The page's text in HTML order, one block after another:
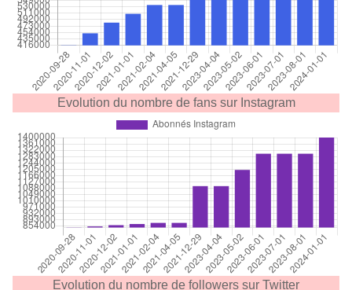
Evolution du nombre de fans sur Instagram
Evolution du nombre de followers sur Twitter